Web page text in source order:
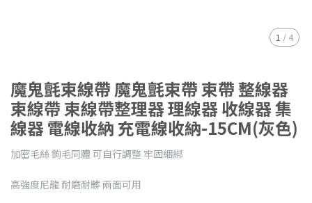
1 / 4
魔鬼氈束線帶 魔鬼氈束帶 束帶 整線器
束線帶 束線帶整理器 理線器 收線器 集
線器 電線收納 充電線收納-15CM(灰色)
加密毛絲 鉤毛同體 可自行調整 牢固綑綁
高強度尼龍 耐磨耐髒 兩面可用